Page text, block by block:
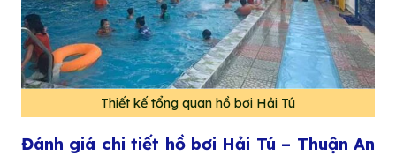
Thiết kế tổng quan hồ bơi Hải Tú
Đánh giá chi tiết hồ bơi Hải Tú – Thuận An